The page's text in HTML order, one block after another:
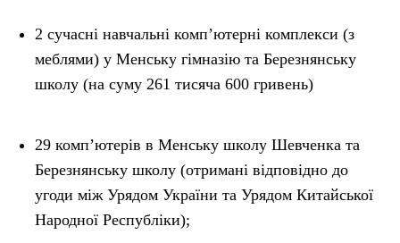
2 сучасні навчальні комп’ютерні комплекси (з
меблями) у Менську гімназію та Березнянську
школу (на суму 261 тисяча 600 гривень)
29 комп’ютерів в Менську школу Шевченка та
Березнянську школу (отримані відповідно до
угоди між Урядом України та Урядом Китайської
Народної Республіки);